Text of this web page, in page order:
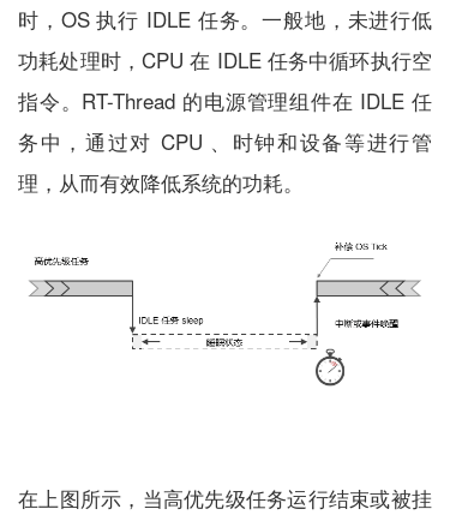
时，OS 执行 IDLE 任务。一般地，未进行低
功耗处理时，CPU 在 IDLE 任务中循环执行空
指令。RT-Thread 的电源管理组件在 IDLE 任
务中，通过对 CPU 、时钟和设备等进行管
理，从而有效降低系统的功耗。
在上图所示，当高优先级任务运行结束或被挂